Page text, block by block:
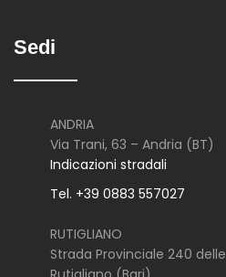
Sedi
ANDRIA
Via Trani, 63 – Andria (BT)
Indicazioni stradali
Tel. +39 0883 557027
RUTIGLIANO
Strada Provinciale 240